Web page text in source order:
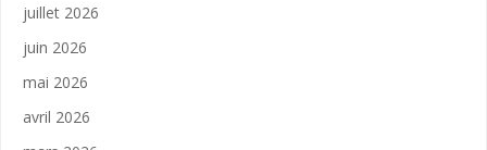
juillet 2026
juin 2026
mai 2026
avril 2026